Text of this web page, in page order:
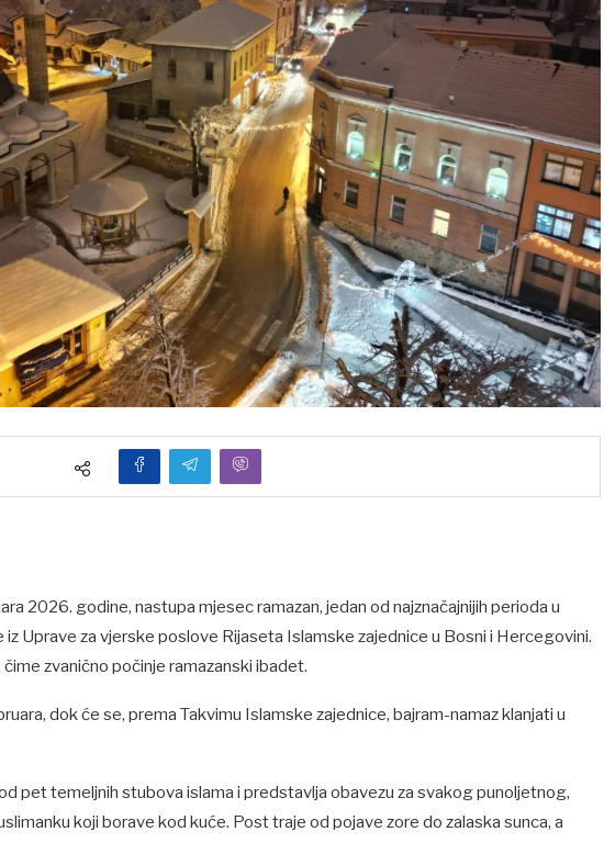
2026. godine, nastupa mjesec ramazan, jedan od najznačajnijih perioda u
Uprave za vjerske poslove Rijaseta Islamske zajednice u Bosni i Hercegovini.
zvanično počinje ramazanski ibadet.
dok će se, prema Takvimu Islamske zajednice, bajram-namaz klanjati u
pet temeljnih stubova islama i predstavlja obavezu za svakog punoljetnog,
koji borave kod kuće. Post traje od pojave zore do zalaska sunca, a